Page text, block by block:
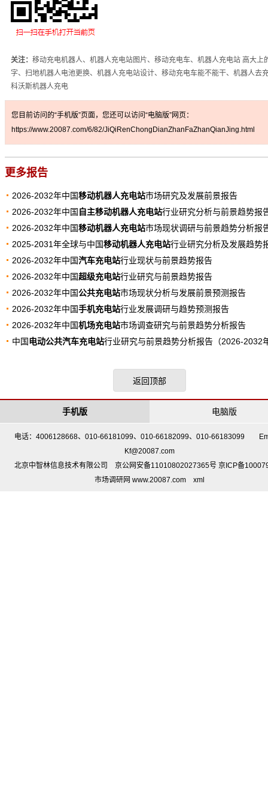
关注： 移动充电机器人、机器人充电站图片、移动充电车、机器人充电站 高大上
字、扫地机器人电池更换、机器人充电站设计、移动充电车能不能干、机器人去
科沃斯机器人充电
您目前访问的“手机版”页面，您还可以访问“电脑版”网页：
https://www.20087.com/6/82/JiQiRenChongDianZhanFaZhanQianJing.html
更多报告
2026-2032年中国移动机器人充电站市场研究及发展前景报告
2026-2032年中国 自主移动机器人充电站行业研究分析与前景趋势报
2026-2032年中国移动机器人充电站市场现状调研与前景趋势分析报
2025-2031年全球与中国移动机器人充电站行业研究分析及发展趋势
2026-2032年中国汽车充电站行业现状与前景趋势报告
2026-2032年中国超级充电站行业研究与前景趋势报告
2026-2032年中国公共充电站市场现状分析与发展前景预测报告
2026-2032年中国手机充电站行业发展调研与趋势预测报告
2026-2032年中国机场充电站市场调查研究与前景趋势分析报告
中国电动公共汽车充电站行业研究与前景趋势分析报告（2026-2032
返回顶部
电脑版
手机版
电话：4006128668、010-66181099、010-66182099、010-66183099
Kf@20087.com
北京中智林信息技术有限公司 京公网安备11010802027365号 京ICP备
市场调研网 www.20087.com
xml